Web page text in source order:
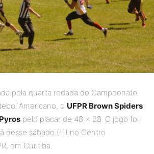
pela quarta rodada do Campeonato
Americano, o UFPR Brown Spiders
pelo placar de 48 × 28. O jogo foi
desse sábado (11) no Centro
em Curitiba.